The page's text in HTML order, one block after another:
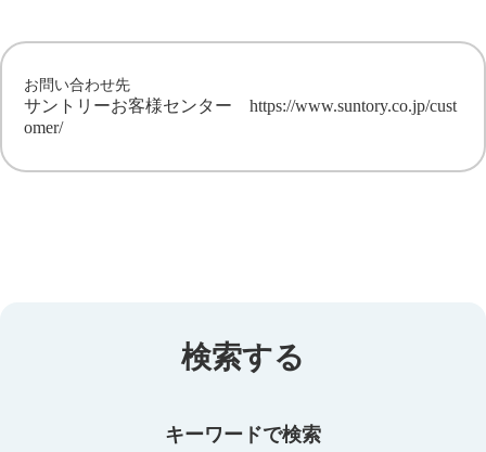
お問い合わせ先
サントリーお客様センター https://www.suntory.co.jp/cust
omer/
検索する
キーワードで検索